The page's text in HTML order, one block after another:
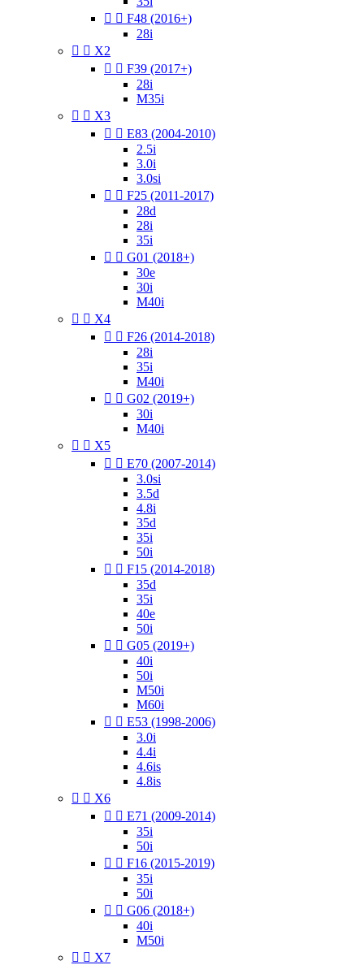
  F48 (2016+)
28i
  X2
  F39 (2017+)
28i
M35i
  X3
  E83 (2004-2010)
2.5i
3.0i
3.0si
  F25 (2011-2017)
28d
28i
35i
  G01 (2018+)
30e
30i
M40i
  X4
  F26 (2014-2018)
28i
35i
M40i
  G02 (2019+)
30i
M40i
  X5
  E70 (2007-2014)
3.0si
3.5d
4.8i
35d
35i
50i
  F15 (2014-2018)
35d
35i
40e
50i
  G05 (2019+)
40i
50i
M50i
M60i
  E53 (1998-2006)
3.0i
4.4i
4.6is
4.8is
  X6
  E71 (2009-2014)
35i
50i
  F16 (2015-2019)
35i
50i
  G06 (2018+)
40i
M50i
  X7